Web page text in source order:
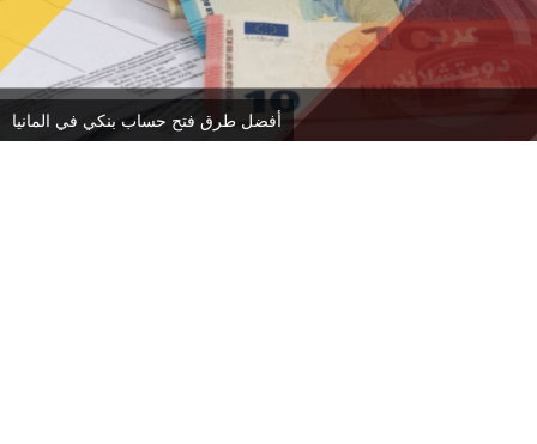
أفضل طرق فتح حساب بنكي في المانيا